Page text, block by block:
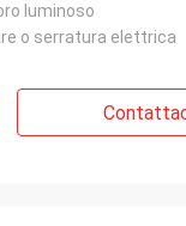
luminoso
o serratura elettrica